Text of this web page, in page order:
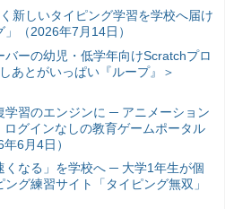
新しいタイピング学習を学校へ届け
（2026年7月14日）
ーの幼児・低学年向けScratchプロ
とがいっぱい『ループ』＞
学習のエンジンに ─ アニメーション
グインなしの教育ゲームポータル
6月4日）
くなる」を学校へ ─ 大学1年生が個
グ練習サイト「タイピング無双」